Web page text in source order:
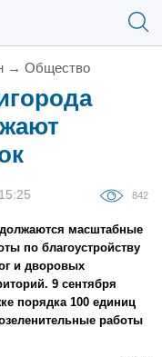
→ Общество
842
масштабные
по благоустройству
и дворовых
9 сентября
порядка 100 единиц
работы